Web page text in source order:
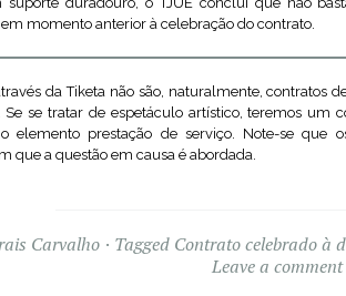
momento anterior à celebração do contrato.
da Tiketa não são, naturalmente, contratos
se tratar de espetáculo artístico, teremos um
elemento prestação de serviço. Note-se que
que a questão em causa é abordada.
Carvalho Tagged Contrato celebrado à
Leave a comment